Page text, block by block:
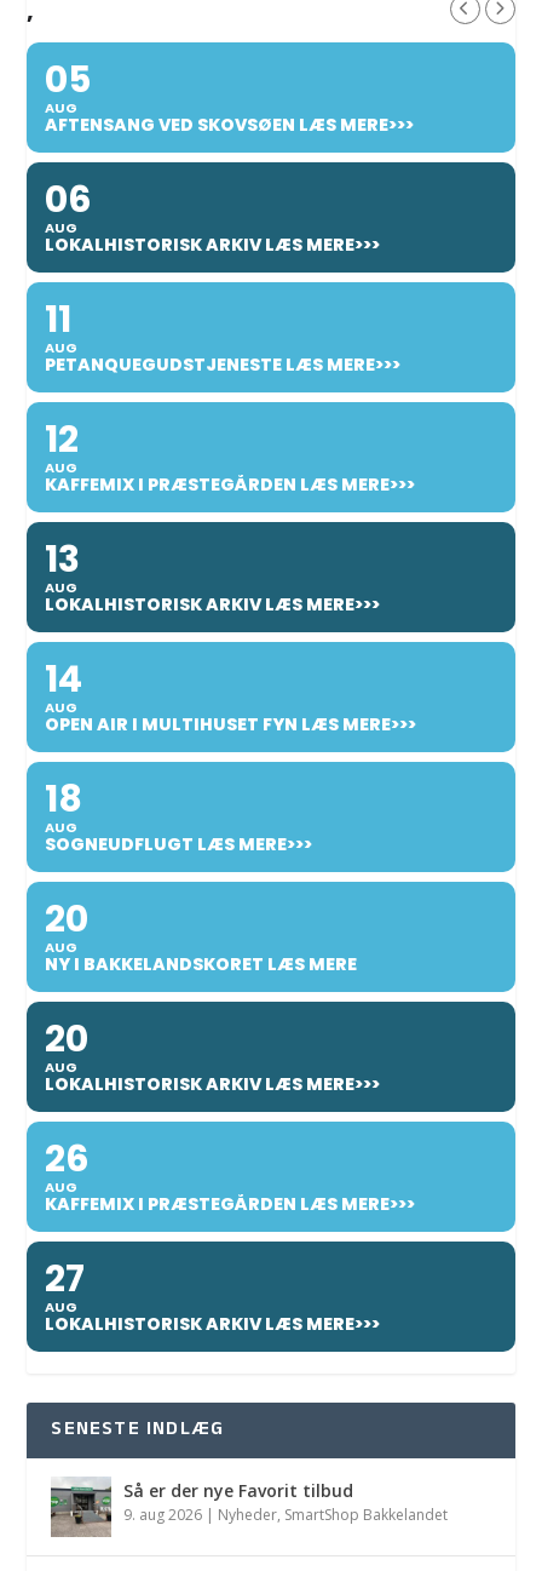
,
05
AUG
AFTENSANG VED SKOVSØEN LÆS MERE>>>
06
AUG
LOKALHISTORISK ARKIV LÆS MERE>>>
11
AUG
PETANQUEGUDSTJENESTE LÆS MERE>>>
12
AUG
KAFFEMIX I PRÆSTEGÅRDEN LÆS MERE>>>
13
AUG
LOKALHISTORISK ARKIV LÆS MERE>>>
14
AUG
OPEN AIR I MULTIHUSET FYN LÆS MERE>>>
18
AUG
SOGNEUDFLUGT LÆS MERE>>>
20
AUG
NY I BAKKELANDSKORET LÆS MERE
20
AUG
LOKALHISTORISK ARKIV LÆS MERE>>>
26
AUG
KAFFEMIX I PRÆSTEGÅRDEN LÆS MERE>>>
27
AUG
LOKALHISTORISK ARKIV LÆS MERE>>>
SENESTE INDLÆG
Så er der nye Favorit tilbud
9. aug 2026 | Nyheder, SmartShop Bakkelandet